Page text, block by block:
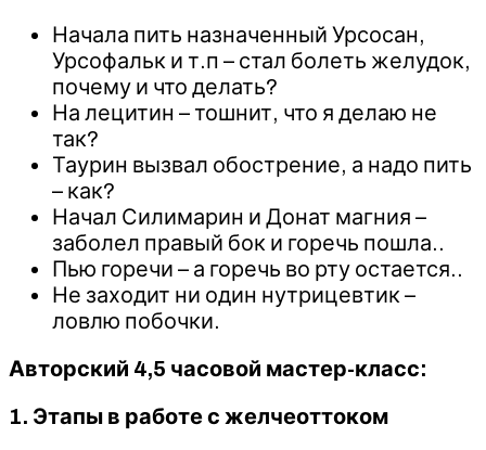
Начала пить назначенный Урсосан,
Урсофальк и т.п – стал болеть желудок,
почему и что делать?
На лецитин – тошнит, что я делаю не
так?
Таурин вызвал обострение, а надо пить
– как?
Начал Силимарин и Донат магния –
заболел правый бок и горечь пошла..
Пью горечи – а горечь во рту остается..
Не заходит ни один нутрицевтик –
ловлю побочки.
Авторский 4,5 часовой мастер-класс:
1. Этапы в работе с желчеоттоком